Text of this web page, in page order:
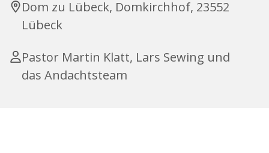
Dom zu Lübeck, Domkirchhof, 23552
Lübeck
Pastor Martin Klatt, Lars Sewing und
das Andachtsteam